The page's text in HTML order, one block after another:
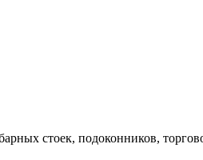
стоек, подоконников,